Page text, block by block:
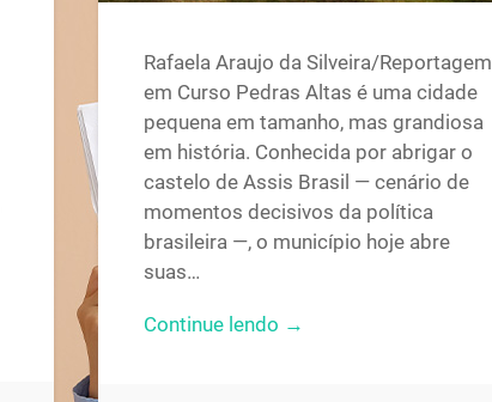
Rafaela Araujo da Silveira/Reportagem
em Curso Pedras Altas é uma cidade
pequena em tamanho, mas grandiosa
em história. Conhecida por abrigar o
castelo de Assis Brasil — cenário de
momentos decisivos da política
brasileira —, o município hoje abre
suas…
Continue lendo →